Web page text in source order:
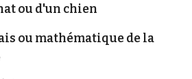
ou d'un chien
ou mathématique de la